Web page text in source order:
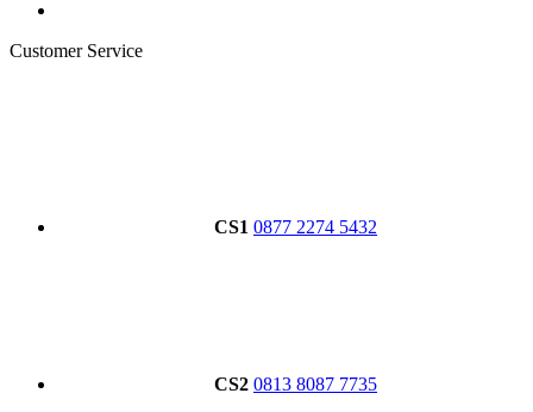
Customer Service
CS1 0877 2274 5432
CS2 0813 8087 7735